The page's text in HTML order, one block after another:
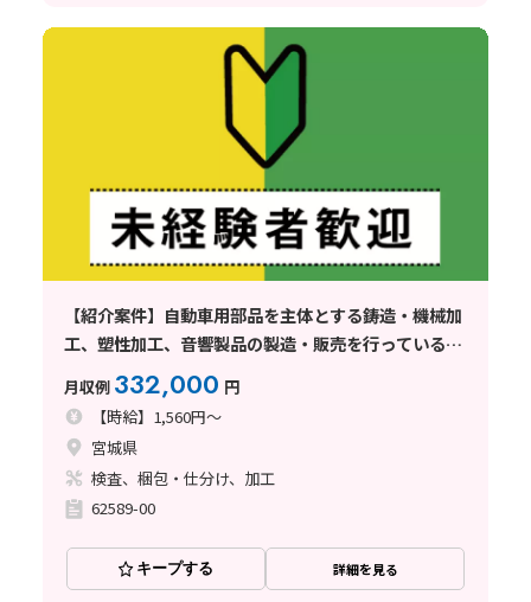
【紹介案件】自動車用部品を主体とする鋳造・機械加
工、塑性加工、音響製品の製造・販売を行っている企
業でのお仕事
月収例 332,000 円
【時給】1,560円～
宮城県
検査、梱包・仕分け、加工
62589-00
キープする 詳細を見る